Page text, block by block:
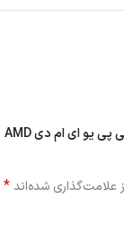
اولین نفری باشید که دیدگاهی را ارسال می کنید برای “سی پی یو ای ام دی AMD
شده‌اند*